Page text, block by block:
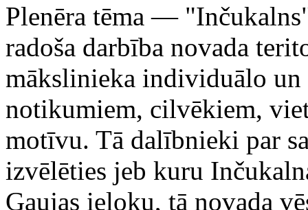
Plenēra tēma —
radoša darbība novada
mākslinieka individuālo
notikumiem, cilvēkiem,
motīvu. Tā dalībnieki par
izvēlēties jeb kuru
Gaujas ieloku, tā novada